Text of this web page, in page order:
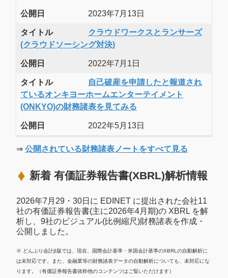
公開日 2023年7月13日
タイトル
クラウドワークスとランサーズ
(クラウドソーシング対決)
公開日 2022年7月1日
タイトル
自己破産を申請したと報道され
ているオンキヨーホームエンターテイメント
(ONKYO)の財務諸表を見てみる
公開日 2022年5月13日
⇒ 公開されている財務諸表ノートをすべて見る
新着 有価証券報告書(XBRL)解析情報
2026年7月29・30日に EDINET に提出された会社11
社の有価証券報告書(主に2026年4月期)の XBRL を解
析し、9社のビジュアル(比例縮尺)財務諸表を作成・
公開しました。
※ どんぶり会計β版では、現在、国際会計基準・米国会計基準のXBRLの自動解析に
は未対応です。また、金融業等の財務諸表データの自動解析についても、未対応にな
ります。（有価証券報告書抜粋他のコンテンツはご覧いただけます）